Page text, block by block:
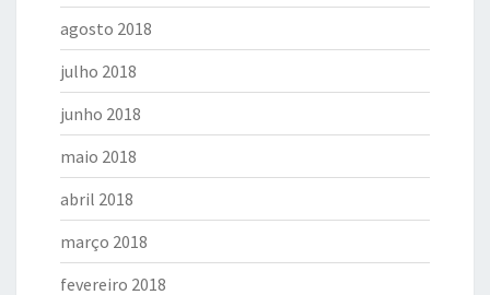
agosto 2018
julho 2018
junho 2018
maio 2018
abril 2018
março 2018
fevereiro 2018